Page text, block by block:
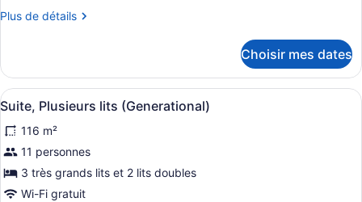
de
Signature,
Plusieurs
lits
(Homestead)
Plus de détails
Plus
Suite
Signature,
Plusieurs
(Homestead)
Choisir mes dates
Afficher
toutes
les
photos
pour
ce
Un lit bien fait, avec du linge de
6
Suite, Plusieurs lits (Generational)
116 m²
11 personnes
3 très grands lits et 2 lits doubles
Wi-Fi gratuit